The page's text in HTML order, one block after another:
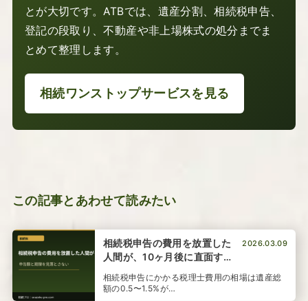
とが大切です。ATBでは、遺産分割、相続税申告、
登記の段取り、不動産や非上場株式の処分までま
とめて整理します。
相続ワンストップサービスを見る
この記事とあわせて読みたい
相続税申告の費用を放置した
人間が、10ヶ月後に直面する
相続税申告にかかる税理士費用の相場は遺産総
額の0.5〜1.5%が…
2026.03.09